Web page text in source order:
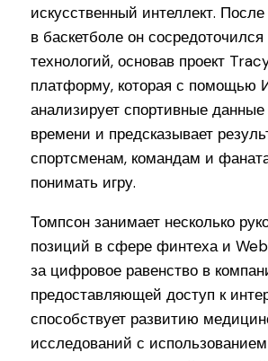
искусственный интеллект.
в баскетболе он
технологий, основав проект
платформу, которая с помощью
анализирует спортивные
времени и предсказывает
спортсменам, командам и
понимать игру.
Томпсон занимает несколько
позиций в сфере финтеха и
за цифровое равенство в
предоставляющей доступ к
способствует развитию
исследований с